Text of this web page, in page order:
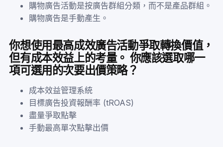
購物廣告活動是按廣告群組分類，而不是產品群組。
購物廣告是手動產生。
你想使用最高成效廣告活動爭取轉換價值，
但有成本效益上的考量。 你應該選取哪一
項可選用的次要出價策略？
成本效益管理系統
目標廣告投資報酬率 (tROAS)
盡量爭取點擊
手動最高單次點擊出價